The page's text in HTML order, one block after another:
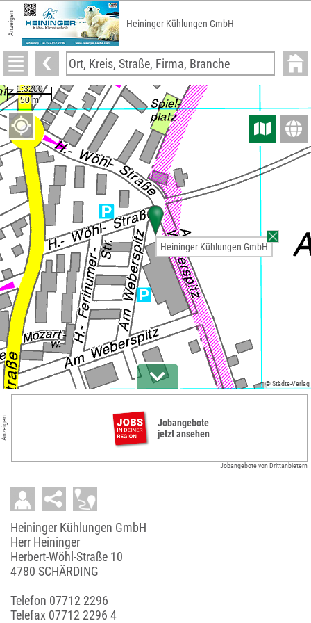
Anzeigen Heininger Kühlungen GmbH
© Städte-Verlag
Heininger Kühlungen GmbH
Anzeigen
Jobangebote
jetzt ansehen
Jobangebote von Drittanbietern
Heininger Kühlungen GmbH
Herr Heininger
Herbert-Wöhl-Straße 10
4780 SCHÄRDING
Telefon 07712 2296
Telefax 07712 2296 4